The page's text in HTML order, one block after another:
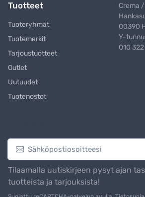
Tuotteet
Tuoteryhmät
Tuotemerkit
Tarjoustuotteet
Outlet
Uutuudet
Tuotenostot
Crema
00390
Y-
010
Tilaamalla uutiskirjeen pysyt ajan
tuotteista ja tarjouksista!